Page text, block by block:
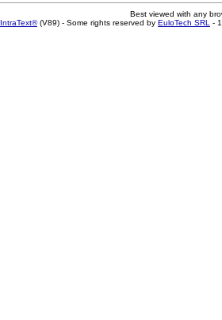
Best viewed with any
IntraText®(V89) - Some rights reserved by EuloTech SRL -